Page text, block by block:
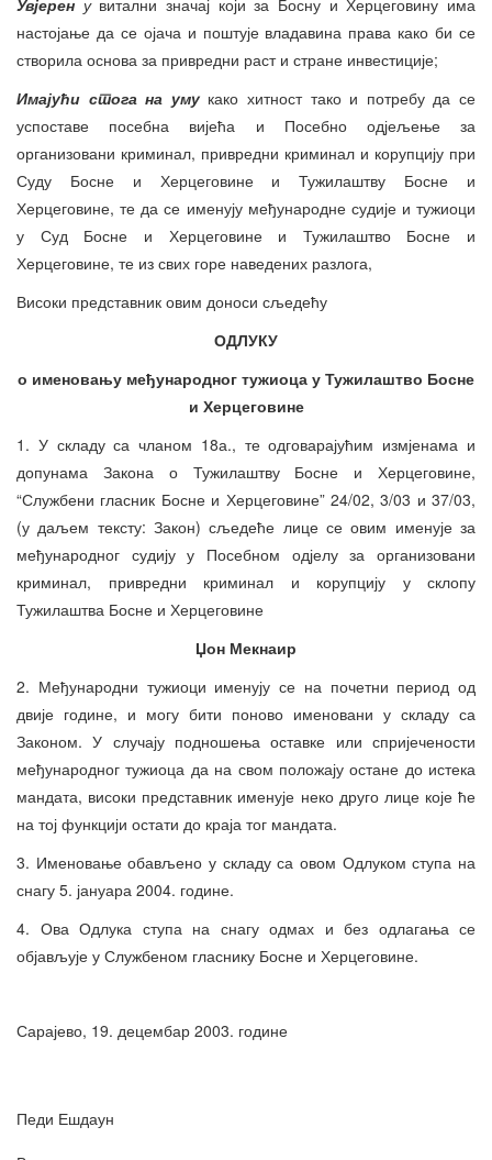
настојање да се ојача и поштује владавина права како би се
створила основа за привредни раст и стране инвестиције;
Имајући стога на умукако хитност тако и потребу да се
успоставе посебна вијећа и Посебно одјељење за
организовани криминал, привредни криминал и корупцију при
Суду Босне и Херцеговине и Тужилаштву Босне и
Херцеговине, те да се именују међународне судије и тужиоци
у Суд Босне и Херцеговине и Тужилаштво Босне и
Херцеговине, те из свих горе наведених разлога,
Високи представник овим доноси сљедећу
ОДЛУКУ
о именовању међународног тужиоца у Тужилаштво Босне
и Херцеговине
1. У складу са чланом 18а., те одговарајућим измјенама и
допунама Закона о Тужилаштву Босне и Херцеговине,
“Службени гласник Босне и Херцеговине” 24/02, 3/03 и 37/03,
(у даљем тексту: Закон) сљедеће лице се овим именује за
међународног судију у Посебном одјелу за организовани
криминал, привредни криминал и корупцију у склопу
Тужилаштва Босне и Херцеговине
Џон Мекнаир
2. Међународни тужиоци именују се на почетни период од
двије године, и могу бити поново именовани у складу са
Законом. У случају подношења оставке или спријечености
међународног тужиоца да на свом положају остане до истека
мандата, високи представник именује неко друго лице које ће
на тој функцији остати до краја тог мандата.
3. Именовање обављено у складу са овом Одлуком ступа на
снагу 5. јануара 2004. године.
4. Ова Одлука ступа на снагу одмах и без одлагања се
објављује у Службеном гласнику Босне и Херцеговине.
Сарајево, 19. децембар 2003. године
Педи Ешдаун